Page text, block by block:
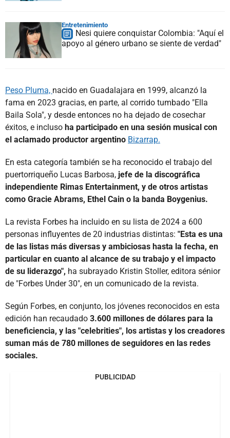
Entretenimiento
Nesi quiere conquistar Colombia: "Aquí el
apoyo al género urbano se siente de verdad"
Peso Pluma, nacido en Guadalajara en 1999, alcanzó la
fama en 2023 gracias, en parte, al corrido tumbado "Ella
Baila Sola", y desde entonces no ha dejado de cosechar
éxitos, e incluso ha participado en una sesión musical con
el aclamado productor argentino Bizarrap.
En esta categoría también se ha reconocido el trabajo del
puertorriqueño Lucas Barbosa, jefe de la discográfica
independiente Rimas Entertainment, y de otros artistas
como Gracie Abrams, Ethel Cain o la banda Boygenius.
La revista Forbes ha incluido en su lista de 2024 a 600
personas influyentes de 20 industrias distintas: "Esta es una
de las listas más diversas y ambiciosas hasta la fecha, en
particular en cuanto al alcance de su trabajo y el impacto
de su liderazgo", ha subrayado Kristin Stoller, editora sénior
de "Forbes Under 30", en un comunicado de la revista.
Según Forbes, en conjunto, los jóvenes reconocidos en esta
edición han recaudado 3.600 millones de dólares para la
beneficiencia, y las "celebrities", los artistas y los creadores
suman más de 780 millones de seguidores en las redes
sociales.
PUBLICIDAD